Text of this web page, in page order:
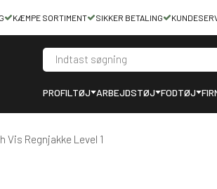
KÆMPE SORTIMENT SIKKER BETALING
PROFILTØJ ARBEJDSTØJ FODTØJ
Vis Regnjakke Level 1